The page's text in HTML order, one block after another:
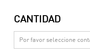
CANTIDAD